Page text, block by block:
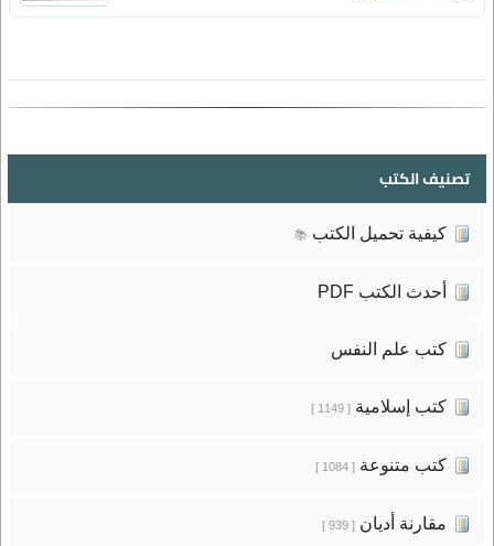
تصنيف الكتب
كيفية تحميل الكتب 📚
أحدث الكتب PDF
كتب علم النفس
كتب إسلامية[ 1149 ]
كتب متنوعة[ 1084 ]
مقارنة أديان[ 939 ]